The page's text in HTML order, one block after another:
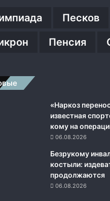
Песков
Пенсия
«Наркоз
известная
кому на
06.08.2026
Безрукому
костыли:
продолжаются
06.08.2026